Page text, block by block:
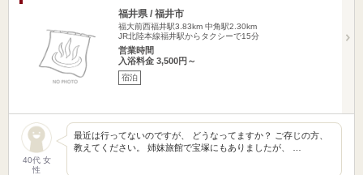
福井県 / 福井市
福大前西福井駅3.83km 中角駅2.30km
JR北陸本線福井駅からタクシーで15分
営業時間
入浴料金 3,500円～
宿泊
40代 女
性
最近は行ってないのですが、 どうなってますか？ ご存じの方、
教えてください。 姉妹旅館で宝塚にもありましたが、 …